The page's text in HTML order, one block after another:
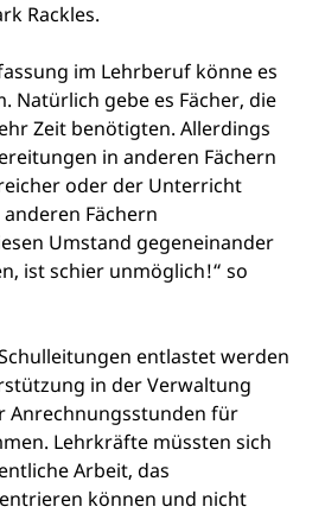
Rackles.
im Lehrberuf könne es
Natürlich gebe es Fächer, die
Zeit benötigten. Allerdings
in anderen Fächern
oder der Unterricht
Fächern
Umstand gegeneinander
ist schier unmöglich!“ so
entlastet werden
in der Verwaltung
Anrechnungsstunden für
Lehrkräfte müssten sich
Arbeit, das
können und nicht